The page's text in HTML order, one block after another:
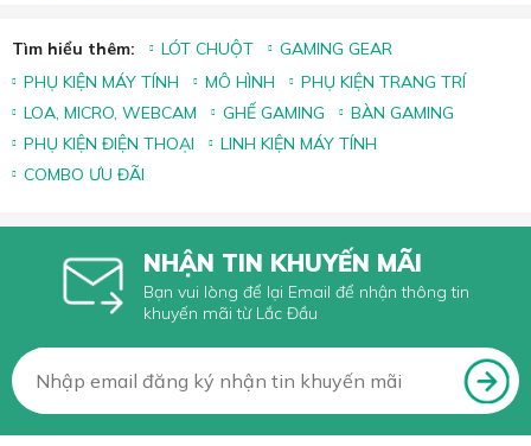
Tìm hiểu thêm: LÓT CHUỘT
GAMING GEAR
PHỤ KIỆN MÁY TÍNH
MÔ HÌNH
PHỤ KIỆN TRANG TRÍ
LOA, MICRO, WEBCAM
GHẾ GAMING
BÀN GAMING
PHỤ KIỆN ĐIỆN THOẠI
LINH KIỆN MÁY TÍNH
COMBO ƯU ĐÃI
NHẬN TIN KHUYẾN MÃI
Bạn vui lòng để lại Email để nhận thông tin
khuyến mãi từ Lắc Đầu